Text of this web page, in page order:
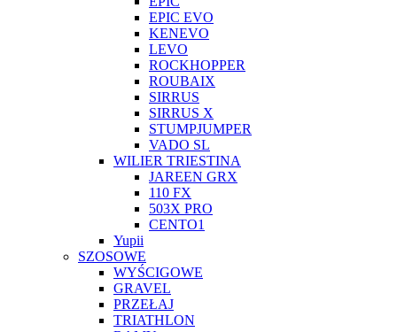
EPIC EVO
KENEVO
LEVO
ROCKHOPPER
ROUBAIX
SIRRUS
SIRRUS X
STUMPJUMPER
VADO SL
WILIER TRIESTINA
JAREEN GRX
110 FX
503X PRO
CENTO1
Yupii
SZOSOWE
WYŚCIGOWE
GRAVEL
PRZEŁAJ
TRIATHLON